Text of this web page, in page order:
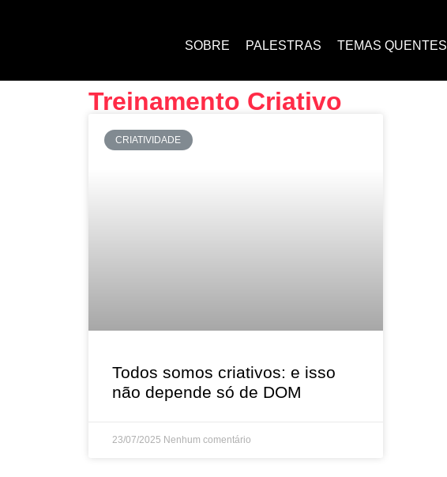
SOBRE PALESTRAS TEMAS QUENTES
Treinamento Criativo
CRIATIVIDADE
Todos somos criativos: e isso
não depende só de DOM
23/07/2025 Nenhum comentário